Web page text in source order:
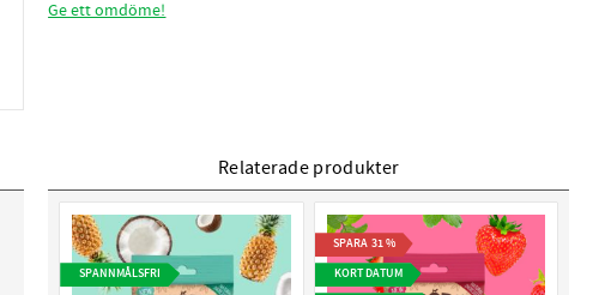
Ge ett omdöme!
Relaterade produkter
SPANNMÅLSFRI
SPARA 31%
KORT DATUM